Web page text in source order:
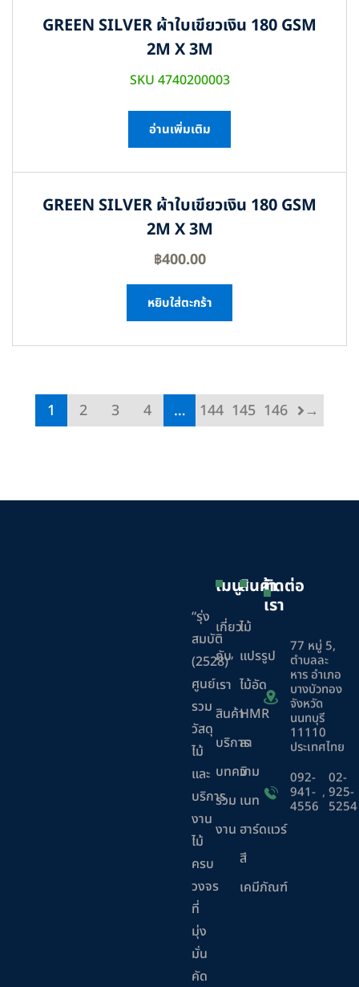
GREEN SILVER ผ้าใบเขียวเงิน 180 GSM
2M X 3M
SKU 4740200003
อ่านเพิ่มเติม
GREEN SILVER ผ้าใบเขียวเงิน 180 GSM
2M X 3M
฿400.00
หยิบใส่ตะกร้า
1 2 3 4 … 144 145 146 →
“รุ่ง
สมบัติ
(2528)”
ศูนย์
รวม
วัสดุ
ไม้
และ
บริการ
งาน
ไม้
ครบ
วงจร
ที่
มุ่ง
มั่น
คัด
เมนู
เกี่ยว
กับ
เรา
สินค้า
บริการ
บทความ
ร่วม
งาน
สินค้า
ไม้
แปรรูป
ไม้อัด
HMR
ลา
มิ
เนท
ฮาร์ดแวร์
สี
เคมีภัณฑ์
ติดต่อ
เรา
77 หมู่ 5,
ตำบลละ
หาร อำเภอ
บางบัวทอง
จังหวัด
นนทบุรี
11110
ประเทศไทย
092-
941-
4556
,
02-
925-
5254